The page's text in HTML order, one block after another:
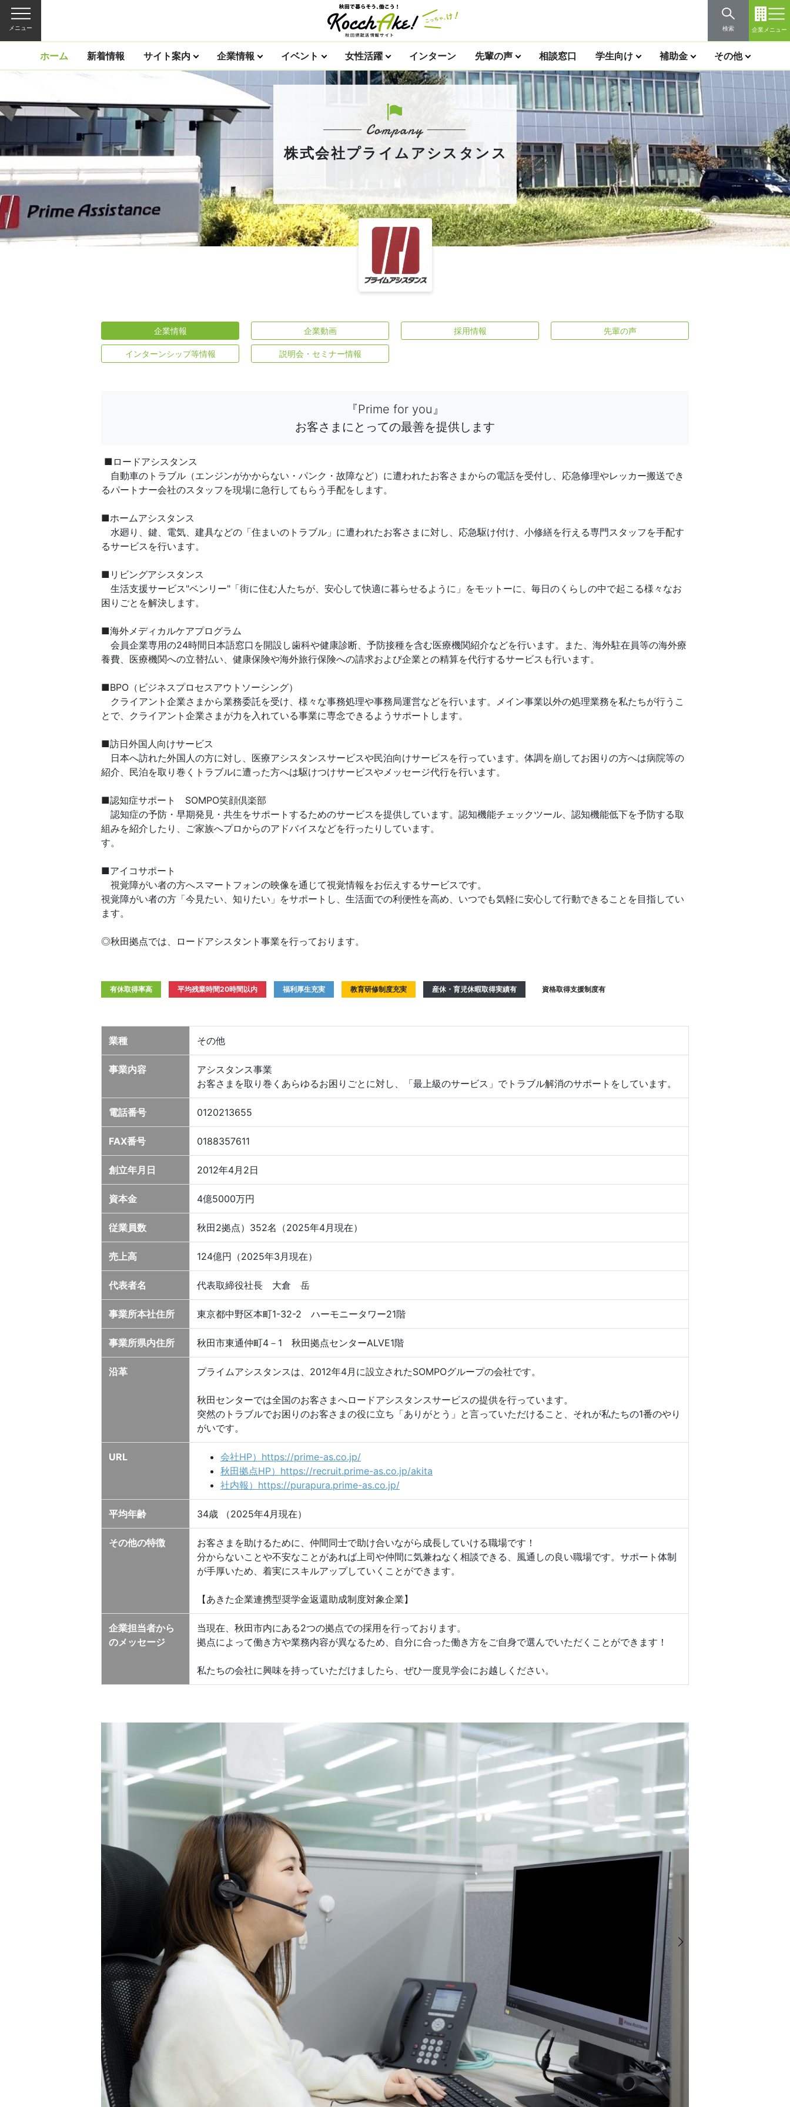
メニュー 検索 企業メニュー
ホーム 新着情報 サイト案内 企業情報 イベント 女性活躍 インターン 先輩の声 相談窓口 学生向け 補助金 その他
株式会社プライムアシスタンス
企業情報 企業動画 採用情報 先輩の声
インターンシップ等情報 説明会・セミナー情報
『Prime for you』
お客さまにとっての最善を提供します
■ロードアシスタンス
自動車のトラブル（エンジンがかからない・パンク・故障など）に遭われたお客さまからの電話を受付し、応急修理やレッカー搬送でき
るパートナー会社のスタッフを現場に急行してもらう手配をします。
■ホームアシスタンス
水廻り、鍵、電気、建具などの「住まいのトラブル」に遭われたお客さまに対し、応急駆け付け、小修繕を行える専門スタッフを手配す
るサービスを行います。
■リビングアシスタンス
生活支援サービス"ベンリー"「街に住む人たちが、安心して快適に暮らせるように」をモットーに、毎日のくらしの中で起こる様々なお
困りごとを解決します。
■海外メディカルケアプログラム
会員企業専用の24時間日本語窓口を開設し歯科や健康診断、予防接種を含む医療機関紹介などを行います。また、海外駐在員等の海外療
養費、医療機関への立替払い、健康保険や海外旅行保険への請求および企業との精算を代行するサービスも行います。
■BPO（ビジネスプロセスアウトソーシング）
クライアント企業さまから業務委託を受け、様々な事務処理や事務局運営などを行います。メイン事業以外の処理業務を私たちが行うこ
とで、クライアント企業さまが力を入れている事業に専念できるようサポートします。
■訪日外国人向けサービス
日本へ訪れた外国人の方に対し、医療アシスタンスサービスや民泊向けサービスを行っています。体調を崩してお困りの方へは病院等の
紹介、民泊を取り巻くトラブルに遭った方へは駆けつけサービスやメッセージ代行を行います。
■認知症サポート SOMPO笑顔倶楽部
認知症の予防・早期発見・共生をサポートするためのサービスを提供しています。認知機能チェックツール、認知機能低下を予防する取
組みを紹介したり、ご家族へプロからのアドバイスなどを行ったりしています。
す。
■アイコサポート
視覚障がい者の方へスマートフォンの映像を通じて視覚情報をお伝えするサービスです。
視覚障がい者の方「今見たい、知りたい」をサポートし、生活面での利便性を高め、いつでも気軽に安心して行動できることを目指してい
ます。
◎秋田拠点では、ロードアシスタント事業を行っております。
有休取得率高 平均残業時間20時間以内 福利厚生充実 教育研修制度充実 産休・育児休暇取得実績有 資格取得支援制度有
業種 その他
事業内容
アシスタンス事業
お客さまを取り巻くあらゆるお困りごとに対し、「最上級のサービス」でトラブル解消のサポートをしています。
電話番号 0120213655
FAX番号 0188357611
創立年月日 2012年4月2日
資本金 4億5000万円
従業員数 秋田2拠点）352名（2025年4月現在）
売上高 124億円（2025年3月現在）
代表者名 代表取締役社長 大倉 岳
事業所本社住所 東京都中野区本町1-32-2 ハーモニータワー21階
事業所県内住所 秋田市東通仲町4－1 秋田拠点センターALVE1階
沿革 プライムアシスタンスは、2012年4月に設立されたSOMPOグループの会社です。
秋田センターでは全国のお客さまへロードアシスタンスサービスの提供を行っています。
突然のトラブルでお困りのお客さまの役に立ち「ありがとう」と言っていただけること、それが私たちの1番のやり
がいです。
URL
会社HP）https://prime-as.co.jp/
秋田拠点HP）https://recruit.prime-as.co.jp/akita
社内報）https://purapura.prime-as.co.jp/
平均年齢 34歳 （2025年4月現在）
その他の特徴
お客さまを助けるために、仲間同士で助け合いながら成長していける職場です！
分からないことや不安なことがあれば上司や仲間に気兼ねなく相談できる、風通しの良い職場です。サポート体制
が手厚いため、着実にスキルアップしていくことができます。
【あきた企業連携型奨学金返還助成制度対象企業】
企業担当者から
のメッセージ
当現在、秋田市内にある2つの拠点での採用を行っております。
拠点によって働き方や業務内容が異なるため、自分に合った働き方をご自身で選んでいただくことができます！
私たちの会社に興味を持っていただけましたら、ぜひ一度見学会にお越しください。